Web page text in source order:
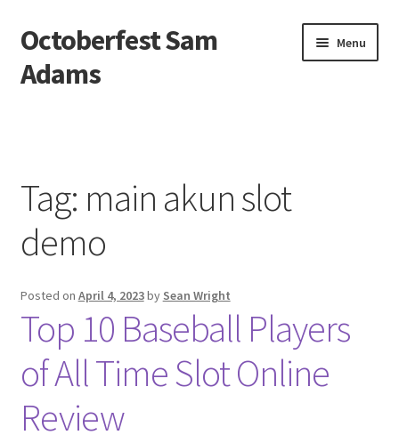
Skip
to
navigation
Skip
to
content
Octoberfest Sam
Adams
Menu
Contact us
Privacy Policy
Tag: main akun slot
demo
Posted on April 4, 2023by Sean Wright
Top 10 Baseball Players
of All Time Slot Online
Review